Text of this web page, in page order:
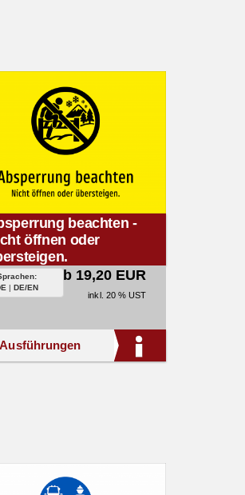
beachten -
öffnen oder
| DE/EN
ab 19,20 EUR
inkl. 20 % UST
Ausführungen